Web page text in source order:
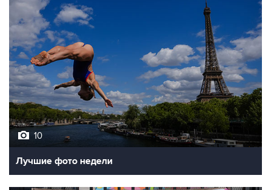
10
Лучшие фото недели